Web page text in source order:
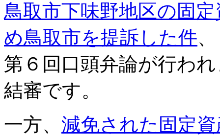
に
つ
て、
ん
な
記
事
が…
鳥取市下味野地区の固
め鳥取市を提訴した件
第６回口頭弁論が行わ
結審です。
一方、 減免された固定